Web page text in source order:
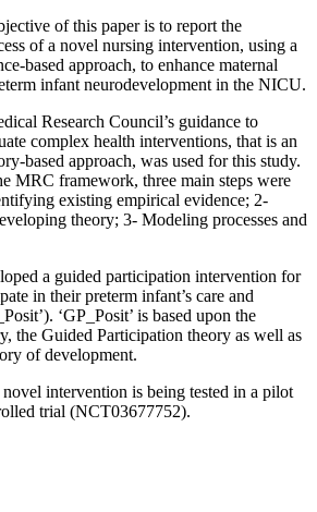
of this paper is to report the
of a novel nursing intervention, using a
based approach, to enhance maternal
infant neurodevelopment in the NICU.
Research Council’s guidance to
complex health interventions, that is an
based approach, was used for this study.
MRC framework, three main steps were
existing empirical evidence; 2-
theory; 3- Modeling processes and
a guided participation intervention for
in their preterm infant’s care and
‘GP_Posit’ is based upon the
the Guided Participation theory as well as
of development.
intervention is being tested in a pilot
trial (NCT03677752).